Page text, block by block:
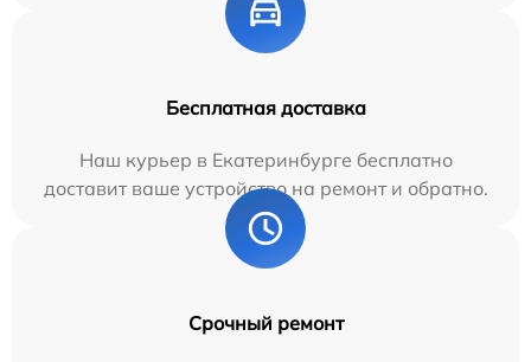
Бесплатная доставка
Наш курьер в Екатеринбурге бесплатно
доставит ваше устройство на ремонт и обратно.
Срочный ремонт